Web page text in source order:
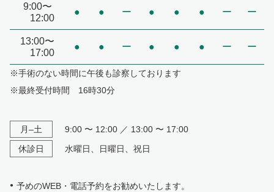
9:00〜
12:00
● ● ー ● ● ● ー ー
13:00〜
17:00
● ● ー ● ● ● ー ー
※手術のない時間に午後も診察しております
※最終受付時間 16時30分
月–土
9:00 〜 12:00 ／ 13:00 〜 17:00
休診日
水曜日、日曜日、祝日
予めのWEB・電話予約をお勧めいたします。